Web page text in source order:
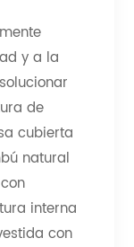
y a la
de
cubierta
natural
interna
con